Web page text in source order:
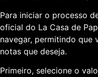
Para iniciar o processo
oficial do La Casa de
navegar, permitindo que
notas que deseja.
Primeiro, selecione o